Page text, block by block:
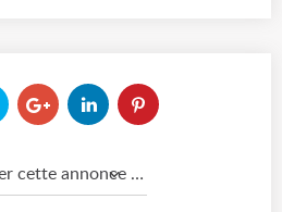
Marquer cette annonce comme...